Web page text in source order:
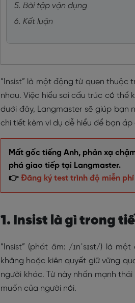
5. Bài tập vận dụng
6. Kết luận
“Insist” là một động từ quen thuộc
nhau. Việc hiểu sai cấu trúc có thể
dưới đây, Langmaster sẽ giúp bạn
chi tiết kèm ví dụ dễ hiểu để bạn
Mất gốc tiếng Anh, phản xạ
phá giao tiếp tại Langmaster.
👉 Đăng ký test trình độ miễn
1. Insist là gì trong
“Insist” (phát âm: /ɪnˈsɪst/) là
khăng hoặc kiên quyết giữ vững
người khác. Từ này nhấn mạnh
muốn của người nói.